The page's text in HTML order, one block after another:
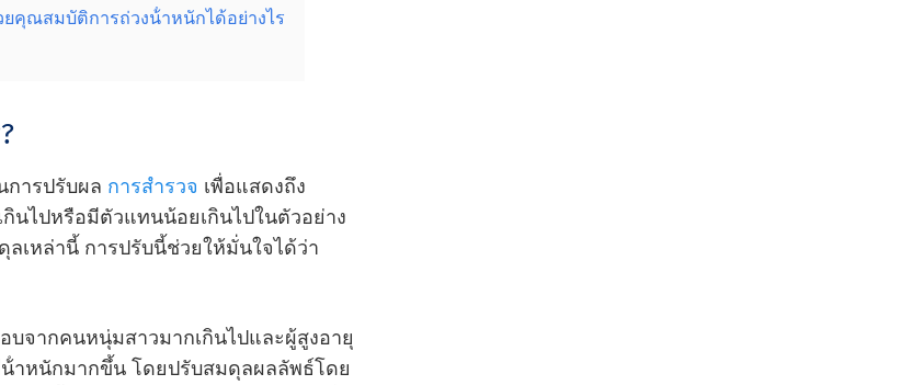
คุณสมบัติการถ่วงน้ําหนักได้อย่างไร
การปรับผล การสํารวจ เพื่อแสดงถึง
นไปหรือมีตัวแทนน้อยเกินไปในตัวอย่าง
เหล่านี้ การปรับนี้ช่วยให้มั่นใจได้ว่า
บจากคนหนุ่มสาวมากเกินไปและผู้สูงอายุ
าหนักมากขึ้น โดยปรับสมดุลผลลัพธ์โดย